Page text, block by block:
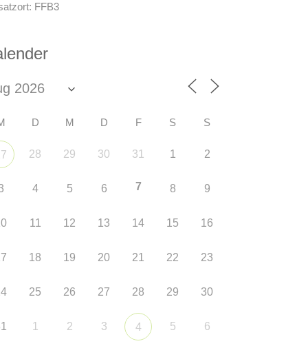
FFB3
D M D F S S
28 29 30 31 1 2
4 5 6 7 8 9
11 12 13 14 15 16
18 19 20 21 22 23
25 26 27 28 29 30
1 2 3 4 5 6